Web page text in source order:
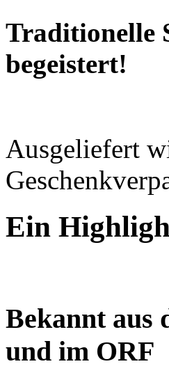
Traditionelle
begeistert!
Ausgeliefert
Ein
Bekannt aus
und im ORF